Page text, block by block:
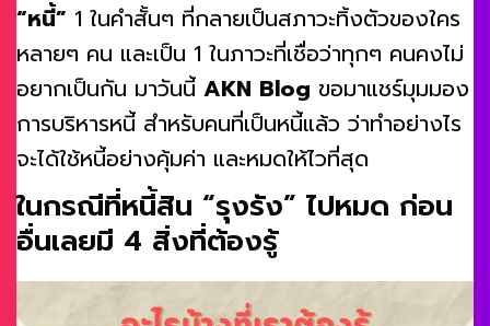
“หนี้” 1 ในคำสั้นๆ ที่กลายเป็นสภาวะทิ้งตัวของใคร
หลายๆ คน และเป็น 1 ในภาวะที่เชื่อว่าทุกๆ คนคงไม่
อยากเป็นกัน มาวันนี้ AKN Blog ขอมาแชร์มุมมอง
การบริหารหนี้ สำหรับคนที่เป็นหนี้แล้ว ว่าทำอย่างไร
จะได้ใช้หนี้อย่างคุ้มค่า และหมดให้ไวที่สุด
ในกรณีที่หนี้สิน “รุงรัง” ไปหมด ก่อน
อื่นเลยมี 4 สิ่งที่ต้องรู้